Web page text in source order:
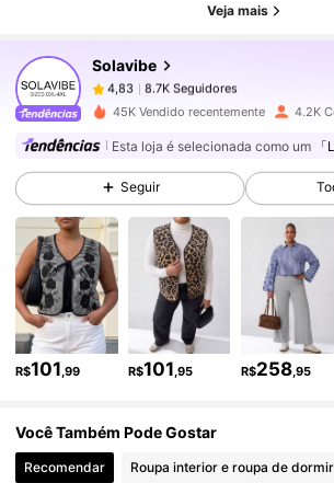
Veja mais
Solavibe
4,83
8.7K Seguidores
a***9pago1 dia atrás
4,83 8.7K Seguidores
4,83 8.7K Seguidores
4,83 8.7K Seguidores
4,83 8.7K Seguidores
4,83 8.7K Seguidores
45K Vendido recentemente 4.2K
Esta loja é selecionada como um
Seguir
R$101,99 R$101,95 R$258,95
Você Também Pode Gostar
Recomendar Roupa interior e roupa de dormir